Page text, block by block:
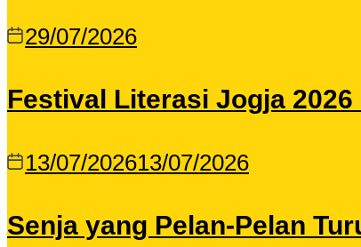
29/07/2026
Festival Literasi Jogja
13/07/202613/07/2026
Senja yang Pelan-Pelan